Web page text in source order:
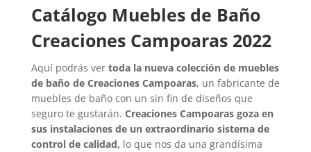
Catálogo Muebles de Baño
Creaciones Campoaras 2022
Aquí podrás ver toda la nueva colección de muebles
de baño de Creaciones Campoaras, un fabricante de
muebles de baño con un sin fin de diseños que
seguro te gustarán. Creaciones Campoaras goza en
sus instalaciones de un extraordinario sistema de
control de calidad, lo que nos da una grandísima